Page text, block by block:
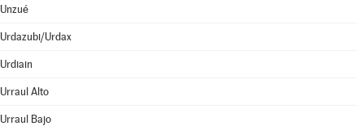
Unzué
Urdazubi/Urdax
Urdiain
Urraul Alto
Urraul Bajo